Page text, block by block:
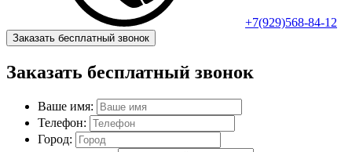
+7(929)568-84-12
Заказать бесплатный звонок
Заказать бесплатный звонок
Ваше имя:
Телефон:
Город: